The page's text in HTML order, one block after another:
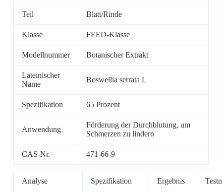
Teil Blatt/Rinde
Klasse FEED-Klasse
Modellnummer Botanischer Extrakt
Lateinischer
Name
Boswellia serrata L
Spezifikation 65 Prozent
Anwendung
Förderung der Durchblutung, um
Schmerzen zu lindern
CAS-Nr. 471-66-9
Analyse Spezifikation Ergebnis